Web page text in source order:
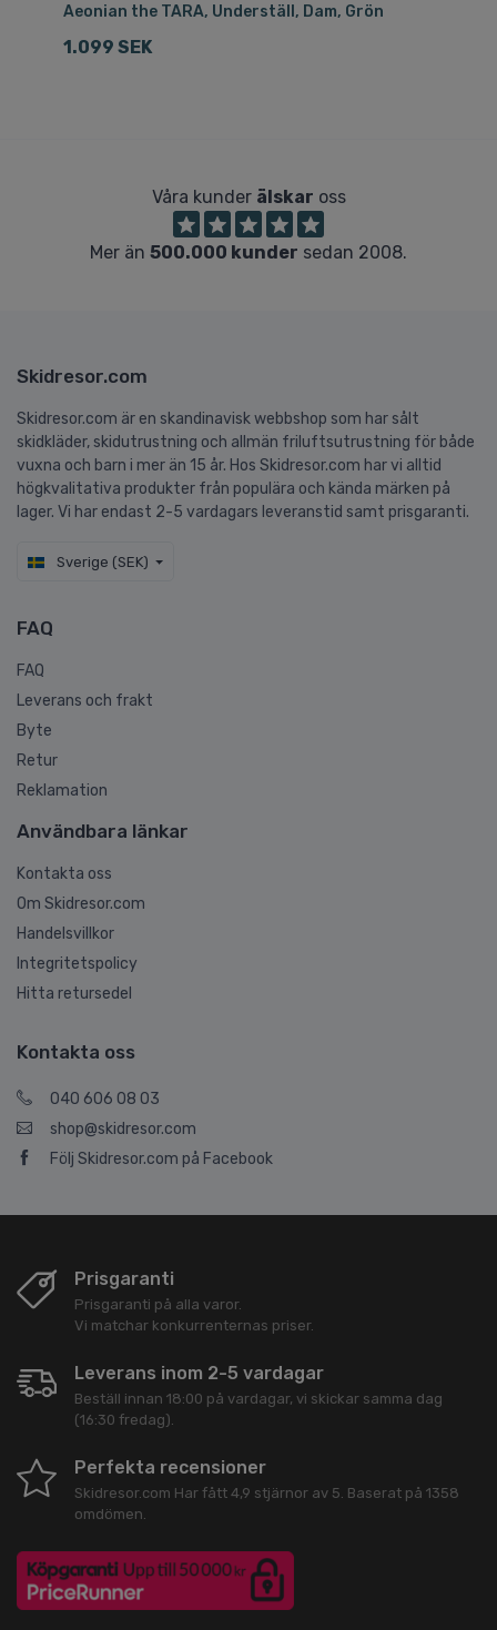
Aeonian the TARA, Underställ, Dam, Grön
1.099 SEK
Våra kunder älskar oss
Mer än 500.000 kunder sedan 2008.
Skidresor.com
Skidresor.com är en skandinavisk webbshop som har sålt
skidkläder, skidutrustning och allmän friluftsutrustning för både
vuxna och barn i mer än 15 år. Hos Skidresor.com har vi alltid
högkvalitativa produkter från populära och kända märken på
lager. Vi har endast 2-5 vardagars leveranstid samt prisgaranti.
Sverige (SEK)
FAQ
FAQ
Leverans och frakt
Byte
Retur
Reklamation
Användbara länkar
Kontakta oss
Om Skidresor.com
Handelsvillkor
Integritetspolicy
Hitta retursedel
Kontakta oss
040 606 08 03
shop@skidresor.com
Följ Skidresor.com på Facebook
Prisgaranti
Prisgaranti på alla varor.
Vi matchar konkurrenternas priser.
Leverans inom 2-5 vardagar
Beställ innan 18:00 på vardagar, vi skickar samma dag
(16:30 fredag).
Perfekta recensioner
Skidresor.com Har fått 4,9 stjärnor av 5. Baserat på 1358
omdömen.